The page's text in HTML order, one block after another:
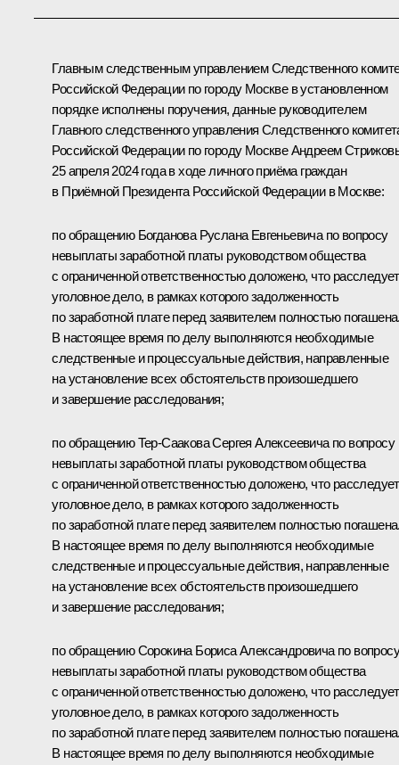
Главным следственным управлением Следственного
Российской Федерации по городу Москве в установленном
порядке исполнены поручения, данные руководителем
Главного следственного управления Следственного
Российской Федерации по городу Москве Андреем
25 апреля 2024 года в ходе личного приёма граждан
в Приёмной Президента Российской Федерации в Москве:
по обращению Богданова Руслана Евгеньевича по вопросу
невыплаты заработной платы руководством общества
с ограниченной ответственностью доложено, что
уголовное дело, в рамках которого задолженность
по заработной плате перед заявителем полностью
В настоящее время по делу выполняются необходимые
следственные и процессуальные действия, направленные
на установление всех обстоятельств произошедшего
и завершение расследования;
по обращению Тер-Саакова Сергея Алексеевича по вопросу
невыплаты заработной платы руководством общества
с ограниченной ответственностью доложено, что
уголовное дело, в рамках которого задолженность
по заработной плате перед заявителем полностью
В настоящее время по делу выполняются необходимые
следственные и процессуальные действия, направленные
на установление всех обстоятельств произошедшего
и завершение расследования;
по обращению Сорокина Бориса Александровича по вопросу
невыплаты заработной платы руководством общества
с ограниченной ответственностью доложено, что
уголовное дело, в рамках которого задолженность
по заработной плате перед заявителем полностью
В настоящее время по делу выполняются необходимые